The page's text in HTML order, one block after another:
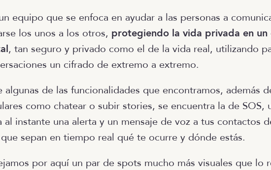
equipo que se enfoca en ayudar a las personas a
los unos a los otros, protegiendo la vida privada en un
, tan seguro y privado como el de la vida real, utilizando
un cifrado de extremo a extremo.
algunas de las funcionalidades que encontramos, además
como chatear o subir stories, se encuentra la de SOS,
al instante una alerta y un mensaje de voz a tus contactos
sepan en tiempo real qué te ocurre y dónde estás.
por aquí un par de spots mucho más visuales que lo